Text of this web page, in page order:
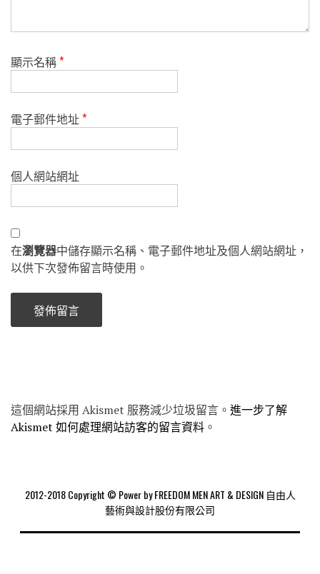
顯示名稱*
電子郵件地址*
個人網站網址
在瀏覽器中儲存顯示名稱、電子郵件地址及個人網站網址，
以供下次發佈留言時使用。
這個網站採用 Akismet 服務減少垃圾留言。 進一步了解
Akismet 如何處理網站訪客的留言資料 。
2012-2018 Copyright © Power by FREEDOM MEN ART & DESIGN 自由人
藝術與設計股份有限公司